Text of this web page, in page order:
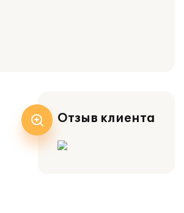
Отзыв клиента